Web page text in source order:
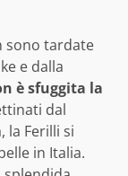
sono tardate
e dalla
è sfuggita la
dal
la Ferilli si
in Italia.